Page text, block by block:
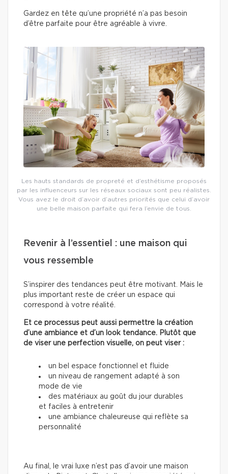
Gardez en tête qu’une propriété n’a pas besoin
d’être parfaite pour être agréable à vivre.
Les hauts standards de propreté et d’esthétisme proposés
par les influenceurs sur les réseaux sociaux sont peu réalistes.
Vous avez le droit d’avoir d’autres priorités que celui d’avoir
une belle maison parfaite qui fera l’envie de tous.
Revenir à l’essentiel : une maison qui
vous ressemble
S’inspirer des tendances peut être motivant. Mais le
plus important reste de créer un espace qui
correspond à votre réalité.
Et ce processus peut aussi permettre la création
d’une ambiance et d’un look tendance. Plutôt que
de viser une perfection visuelle, on peut viser :
un bel espace fonctionnel et fluide
un niveau de rangement adapté à son
mode de vie
des matériaux au goût du jour durables
et faciles à entretenir
une ambiance chaleureuse qui reflète sa
personnalité
Au final, le vrai luxe n’est pas d’avoir une maison